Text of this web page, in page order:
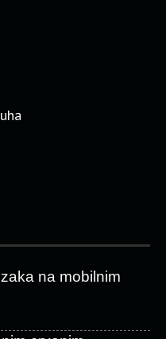
na mobilnim